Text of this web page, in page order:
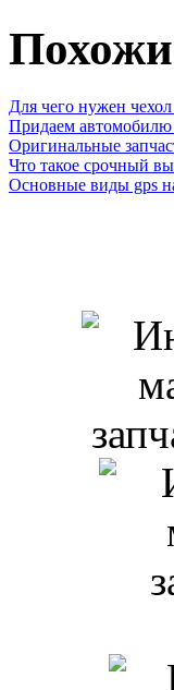
Для чего нужен чехол
Придаем
Оригинальные
Что такое срочный
Основные виды gps